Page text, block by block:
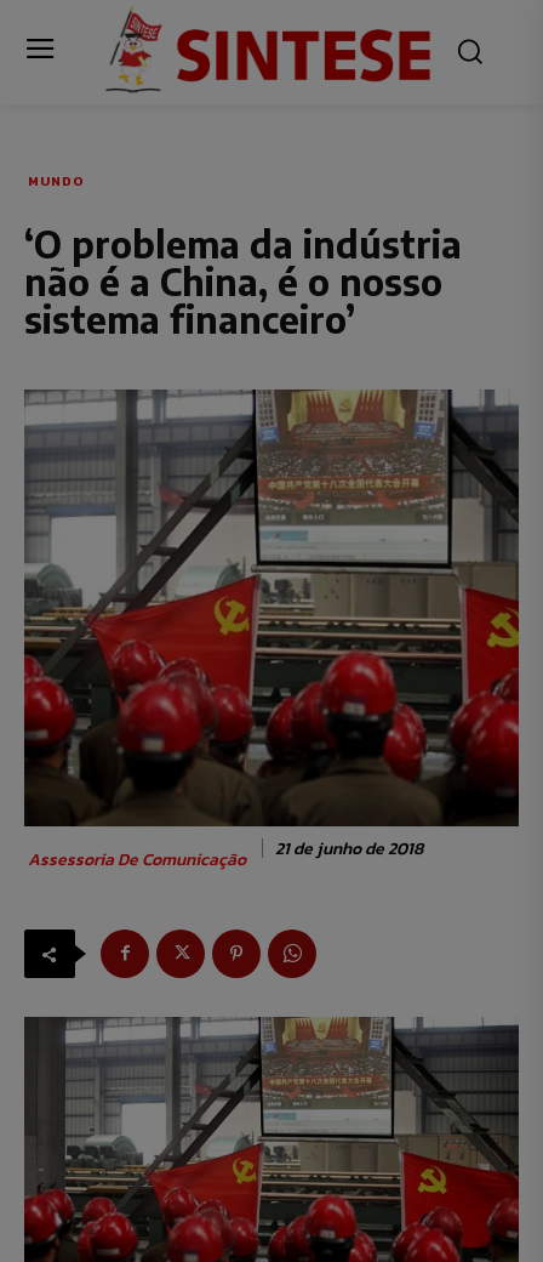
MUNDO
‘O problema da indústria
não é a China, é o nosso
sistema financeiro’
Assessoria De Comunicação 21 de junho de 2018